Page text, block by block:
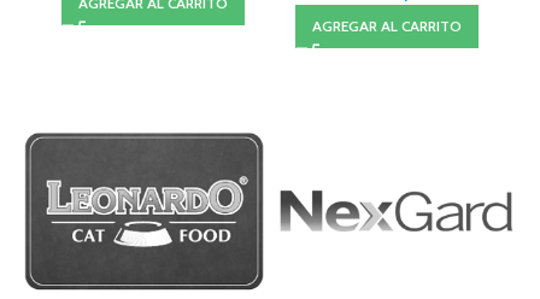
AGREGAR AL CARRITO